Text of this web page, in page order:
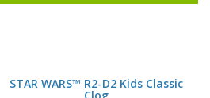
STAR WARS™ R2-D2 Kids Classic